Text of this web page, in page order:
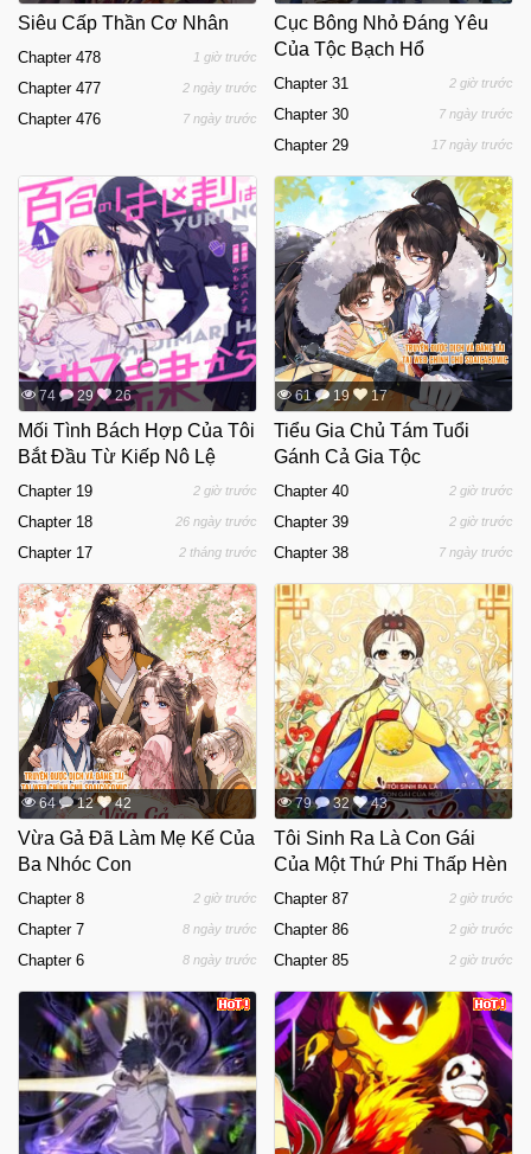
Siêu Cấp Thần Cơ Nhân
Chapter 478 1 giờ trước
Chapter 477 2 ngày trước
Chapter 476 7 ngày trước
Cục Bông Nhỏ Đáng Yêu
Của Tộc Bạch Hổ
Chapter 31 2 giờ trước
Chapter 30 7 ngày trước
Chapter 29 17 ngày trước
74 29 26
Mối Tình Bách Hợp Của Tôi
Bắt Đầu Từ Kiếp Nô Lệ
Chapter 19 2 giờ trước
Chapter 18 26 ngày trước
Chapter 17 2 tháng trước
61 19 17
Tiểu Gia Chủ Tám Tuổi
Gánh Cả Gia Tộc
Chapter 40 2 giờ trước
Chapter 39 2 giờ trước
Chapter 38 7 ngày trước
64 12 42
Vừa Gả Đã Làm Mẹ Kế Của
Ba Nhóc Con
Chapter 8 2 giờ trước
Chapter 7 8 ngày trước
Chapter 6 8 ngày trước
79 32 43
Tôi Sinh Ra Là Con Gái
Của Một Thứ Phi Thấp Hèn
Chapter 87 2 giờ trước
Chapter 86 2 giờ trước
Chapter 85 2 giờ trước